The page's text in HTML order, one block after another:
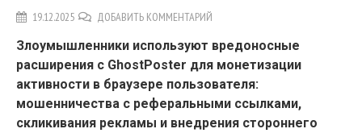
19.12.2025 ДОБАВИТЬ КОММЕНТАРИЙ
Злоумышленники используют вредоносные
расширения с GhostPoster для монетизации
активности в браузере пользователя:
мошенничества с реферальными ссылками,
скликивания рекламы и внедрения стороннего